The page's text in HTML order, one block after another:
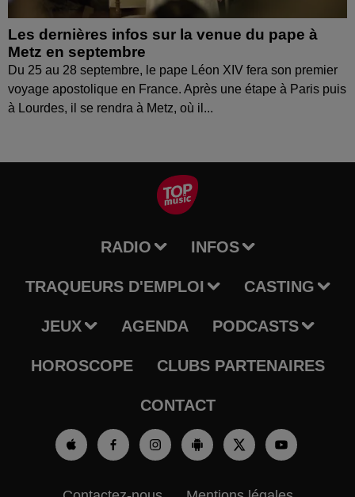
Les dernières infos sur la venue du pape à
Metz en septembre
Du 25 au 28 septembre, le pape Léon XIV fera son premier
voyage apostolique en France. Après une étape à Paris puis
à Lourdes, il se rendra à Metz, où il...
RADIO INFOS
TRAQUEURS D'EMPLOI CASTING
JEUX AGENDA PODCASTS
HOROSCOPE CLUBS PARTENAIRES
CONTACT